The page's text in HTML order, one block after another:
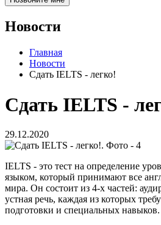
Новости
Главная
Новости
Сдать IELTS - легко!
Сдать IELTS -
29.12.2020
IELTS - это тест на определение
языком, который принимают все
мира. Он состоит из 4-х частей:
устная речь, каждая из которых
подготовки и специальных навыков.